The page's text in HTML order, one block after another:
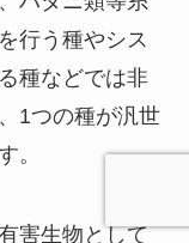
行う種やシス
種などでは非
1つの種が汎世
。
害生物として